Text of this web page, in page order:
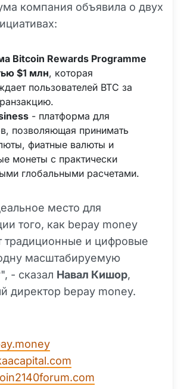
компания объявила о двух
Bitcoin Rewards Programme
$1 млн, которая
пользователей BTC за
- платформа для
позволяющая принимать
фиатные валюты и
монеты с практически
глобальными расчетами.
место для
того, как bepay money
традиционные и цифровые
масштабируемую
- сказал Навал Кишор,
директор bepay money.